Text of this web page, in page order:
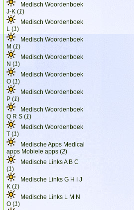
Medisch Woordenboek
J-K (1)
Medisch Woordenboek
L (1)
Medisch Woordenboek
M (1)
Medisch Woordenboek
N (1)
Medisch Woordenboek
O (1)
Medisch Woordenboek
P (1)
Medisch Woordenboek
Q R S (1)
Medisch Woordenboek
T (1)
Medische Apps Medical
apps Mobiele apps (2)
Medische Links A B C
(1)
Medische Links G H I J
K (1)
Medische Links L M N
O (1)